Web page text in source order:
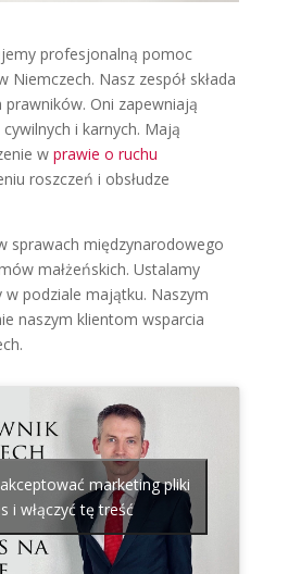
profesjonalną pomoc
Niemczech. Nasz zespół składa
Oni zapewniają
i karnych. Mają
w prawie o ruchu
roszczeń i obsłudze
sprawach międzynarodowego
małżeńskich. Ustalamy
podziale majątku. Naszym
naszym klientom wsparcia
marketing pliki
i włączyć tę treść